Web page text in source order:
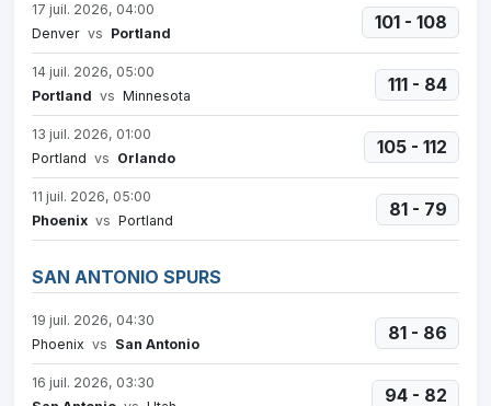
17 juil. 2026, 04:00
Denver vs Portland
101 - 108
14 juil. 2026, 05:00
Portland vs Minnesota
111 - 84
13 juil. 2026, 01:00
Portland vs Orlando
105 - 112
11 juil. 2026, 05:00
Phoenix vs Portland
81 - 79
SAN ANTONIO SPURS
19 juil. 2026, 04:30
Phoenix vs San Antonio
81 - 86
16 juil. 2026, 03:30
94 - 82